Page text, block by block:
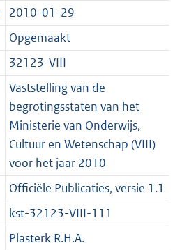
s
g
r
o
o
t
t
e
:
2
K
b
d
s
g
r
o
o
t
t
e
:
2
K
b
2010-01-29
Opgemaakt
32123-VIII
Vaststelling van de
begrotingsstaten van het
Ministerie van Onderwijs,
Cultuur en Wetenschap (VIII)
voor het jaar 2010
Officiële Publicaties, versie 1.1
kst-32123-VIII-111
Plasterk R.H.A.